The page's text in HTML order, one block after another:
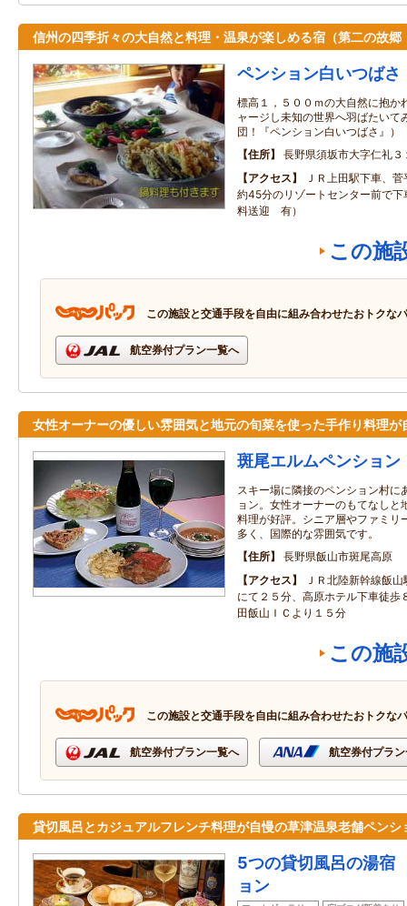
信州の四季折々の大自然と料理・温泉が楽しめる宿（第二の故郷
ペンション白いつばさ
標高１，５００ｍの大自然に抱か
ャージし未知の世界へ羽ばたいて
団！『ペンション白いつばさ』）
住所
長野県須坂市大字仁礼
アクセス
ＪＲ上田駅下車、
約45分のリゾートセンター前で下
料送迎 有）
この施
この施設と交通手段を自由に組み合わせたおトクな
航空券付プラン一覧へ
女性オーナーの優しい雰囲気と地元の旬菜を使った手作り料理が
斑尾エルムペンション
スキー場に隣接のペンション村に
ョン。女性オーナーのもてなしと
料理が好評。シニア層やファミリ
多く、国際的な雰囲気です。
住所
長野県飯山市斑尾高原
アクセス
ＪＲ北陸新幹線飯
にて２５分、高原ホテル下車徒歩
田飯山ＩＣより１５分
この施
この施設と交通手段を自由に組み合わせたおトクな
航空券付プラン一覧へ 航空券付プラ
貸切風呂とカジュアルフレンチ料理が自慢の草津温泉老舗ペンシ
5つの貸切風呂の湯
ョン